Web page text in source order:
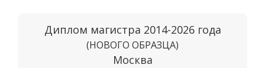
Диплом магистра 2014-2026 года
(НОВОГО ОБРАЗЦА)
Москва